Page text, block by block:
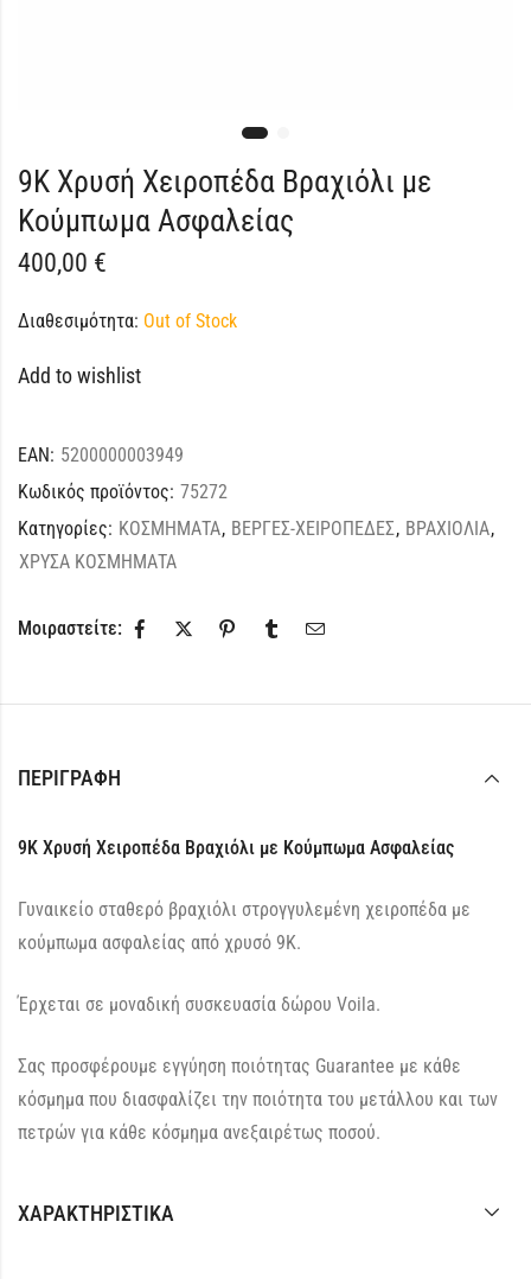
9Κ Χρυσή Χειροπέδα Βραχιόλι με
Κούμπωμα Ασφαλείας
400,00 €
Διαθεσιμότητα: Out of Stock
Add to wishlist
EAN: 5200000003949
Κωδικός προϊόντος: 75272
Κατηγορίες: ΚΟΣΜΗΜΑΤΑ, ΒΕΡΓΕΣ-ΧΕΙΡΟΠΕΔΕΣ, ΒΡΑΧΙΟΛΙΑ,
ΧΡΥΣΑ ΚΟΣΜΗΜΑΤΑ
Μοιραστείτε:
ΠΕΡΙΓΡΑΦΉ
9Κ Χρυσή Χειροπέδα Βραχιόλι με Κούμπωμα Ασφαλείας
Γυναικείο σταθερό βραχιόλι στρογγυλεμένη χειροπέδα με
κούμπωμα ασφαλείας από χρυσό 9Κ.
Έρχεται σε μοναδική συσκευασία δώρου Voila.
Σας προσφέρουμε εγγύηση ποιότητας Guarantee με κάθε
κόσμημα που διασφαλίζει την ποιότητα του μετάλλου και των
πετρών για κάθε κόσμημα ανεξαιρέτως ποσού.
ΧΑΡΑΚΤΗΡΙΣΤΙΚΆ